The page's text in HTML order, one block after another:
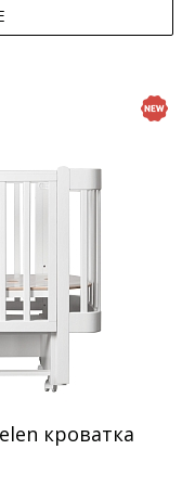
кроватка